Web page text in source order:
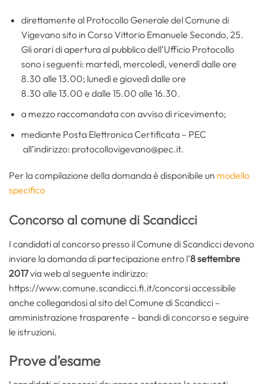
direttamente al Protocollo Generale del Comune di
Vigevano sito in Corso Vittorio Emanuele Secondo, 25.
Gli orari di apertura al pubblico dell’Ufficio Protocollo
sono i seguenti: martedì, mercoledì, venerdì dalle ore
8.30 alle 13.00; lunedì e giovedì dalle ore
8.30 alle 13.00 e dalle 15.00 alle 16.30.
a mezzo raccomandata con avviso di ricevimento;
mediante Posta Elettronica Certificata – PEC
all’indirizzo: protocollovigevano@pec.it.
Per la compilazione della domanda è disponibile un modello
specifico
Concorso al comune di Scandicci
I candidati al concorso presso il Comune di Scandicci devono
inviare la domanda di partecipazione entro l’8 settembre
2017via web al seguente indirizzo:
https://www.comune.scandicci.fi.it/concorsi accessibile
anche collegandosi al sito del Comune di Scandicci –
amministrazione trasparente – bandi di concorso e seguire
le istruzioni.
Prove d’esame